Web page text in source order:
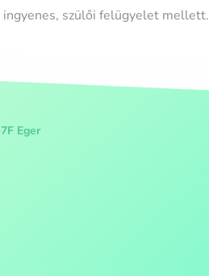
ingyenes, szülői felügyelet mellett.
Eger